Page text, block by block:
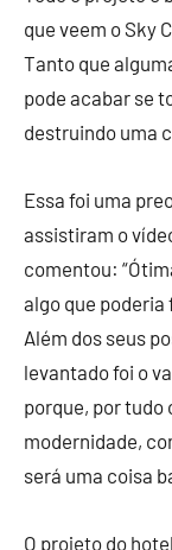
que veem o Sky
Tanto que
pode acabar se
destruindo uma
Essa foi uma
assistiram o
comentou:
algo que poderia
Além dos seus
levantado foi o
porque, por tudo
modernidade,
será uma coisa
O projeto do